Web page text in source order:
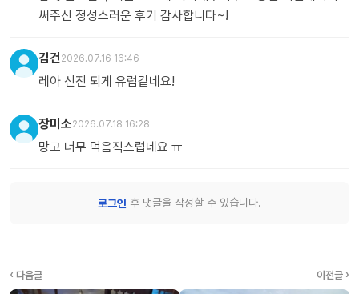
써주신 정성스러운 후기 감사합니다~!
김건 2026.07.16 16:46
레아 신전 되게 유럽같네요!
장미소2026.07.18 16:28
망고 너무 먹음직스럽네요 ㅠ
로그인 후 댓글을 작성할 수 있습니다.
‹ 다음글 이전글 ›